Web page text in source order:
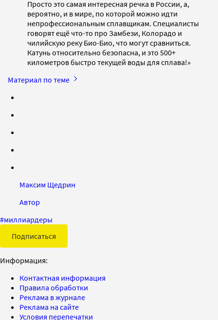
Просто это самая интересная речка в России, а,
вероятно, и в мире, по которой можно идти
непрофессиональным сплавщикам. Специалисты
говорят ещё что-то про Замбези, Колорадо и
чилийскую реку Био-Био, что могут сравниться.
Катунь относительно безопасна, и это 500+
километров быстро текущей воды для сплава!»
Материал по теме
Максим Щедрин
Автор
#миллиардеры
Подписаться
Информация:
Контактная информация
Правила обработки
Реклама в журнале
Реклама на сайте
Условия перепечатки